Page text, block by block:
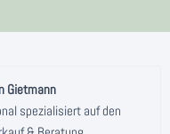
Gietmann
spezialisiert auf den